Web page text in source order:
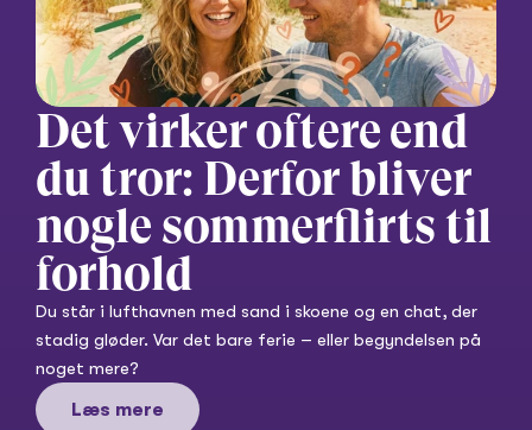
Det virker oftere end
du tror: Derfor bliver
nogle sommerflirts til
forhold
Du står i lufthavnen med sand i skoene og en chat, der
stadig gløder. Var det bare ferie – eller begyndelsen på
noget mere?
Læs mere